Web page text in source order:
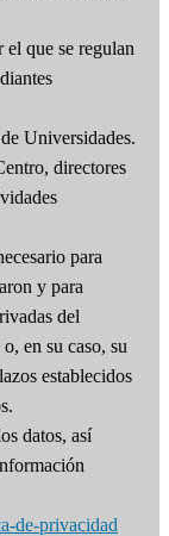
que se regulan
Universidades.
directores
para
y para
del
en su caso, su
establecidos
datos, así
de-privacidad